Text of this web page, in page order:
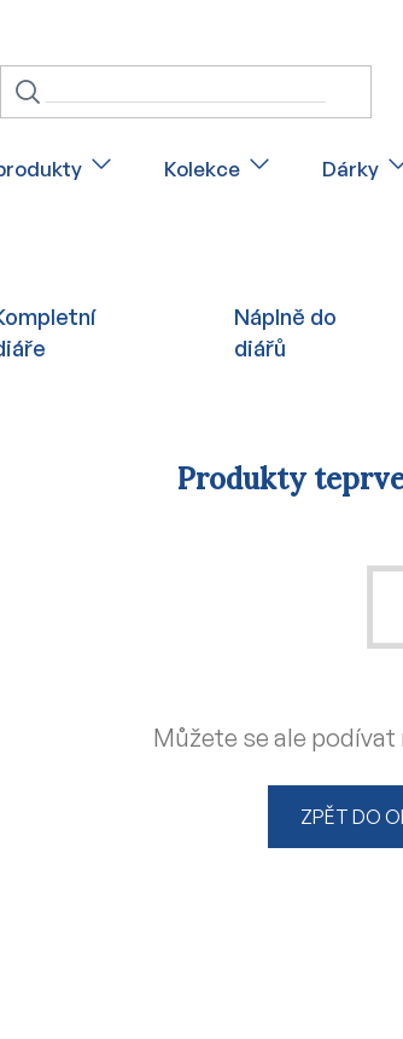
Kolekce Dárky
Náplně do
diářů
Produkty
Můžete se ale
ZPĚT DO